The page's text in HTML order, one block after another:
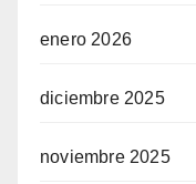
enero 2026
diciembre 2025
noviembre 2025